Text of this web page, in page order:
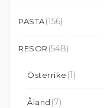
PASTA(156)
RESOR (548)
Österrike (1)
Åland (7)